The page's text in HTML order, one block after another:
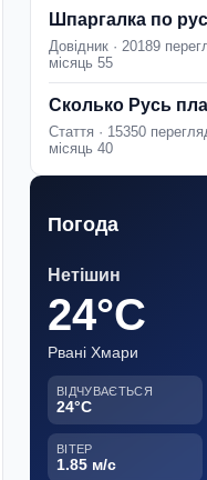
Шпаргалка по
Довідник · 20189
місяць 55
Сколько Русь
Стаття · 15350
місяць 40
Погода
Нетішин
24°C
Рвані Хмари
ВІДЧУВАЄТЬСЯ
24°C
ВІТЕР
1.85 м/с